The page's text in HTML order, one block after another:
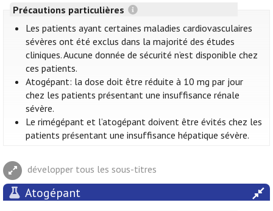
Précautions particulières
Les patients ayant certaines maladies cardiovasculaires
sévères ont été exclus dans la majorité des études
cliniques. Aucune donnée de sécurité n’est disponible chez
ces patients.
Atogépant: la dose doit être réduite à 10 mg par jour
chez les patients présentant une insuffisance rénale
sévère.
Le rimégépant et l’atogépant doivent être évités chez les
patients présentant une insuffisance hépatique sévère.
développer tous les sous-titres
Atogépant